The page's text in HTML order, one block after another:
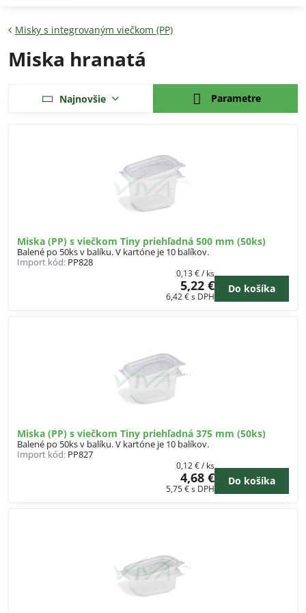
Misky s integrovaným viečkom (PP)
Miska hranatá
Najnovšie Parametre
Miska (PP) s viečkom Tiny priehľadná 500 mm (50ks)
Balené po 50ks v balíku. V kartóne je 10 balíkov.
Import kód: PP828
5,22 €
6,42 €s DPH
0,13 €/ ks
Do košíka
Miska (PP) s viečkom Tiny priehľadná 375 mm (50ks)
Balené po 50ks v balíku. V kartóne je 10 balíkov.
Import kód: PP827
4,68 €
5,75 €s DPH
0,12 €/ ks
Do košíka